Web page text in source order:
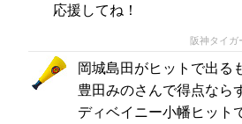
応援してね！
阪神タイガ
岡城島田がヒットで出る
豊田みのさんで得点なら
ディベイニー小幡ヒット